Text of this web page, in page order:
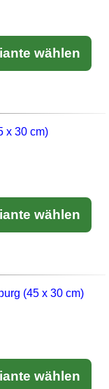
wählen
x 30 cm)
wählen
(45 x 30 cm)
wählen